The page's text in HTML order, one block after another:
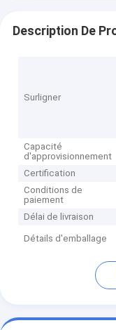
Description De
Surligner
Capacité
d'approvisionnement
Certification
Conditions de
paiement
Délai de livraison
Détails d'emballage